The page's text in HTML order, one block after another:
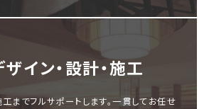
イン・設計・施⼯
までフルサポートします。一貫してお任せ